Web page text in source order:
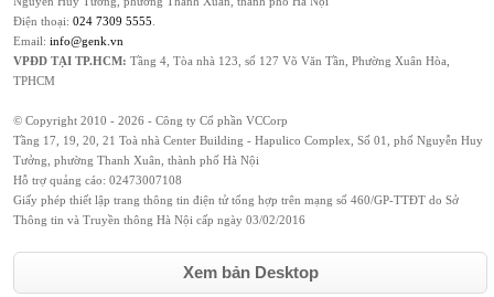
Điện thoại: 024 7309 5555
Email: info@genk.vn
VPĐD TẠI TP.HCM: Tầng 4, Tòa nhà 123, số 127 Võ Văn Tần, Phường Xuân Hòa,
TPHCM
© Copyright 2010 - 2026 - Công ty Cổ phần VCCorp
Tầng 17, 19, 20, 21 Toà nhà Center Building - Hapulico Complex, Số 01, phố Nguyễn Huy
Tưởng, phường Thanh Xuân, thành phố Hà Nội
Hỗ trợ quảng cáo: 02473007108
Giấy phép thiết lập trang thông tin điện tử tổng hợp trên mạng số 460/GP-TTĐT do Sở
Thông tin và Truyền thông Hà Nội cấp ngày 03/02/2016
Xem bản Desktop